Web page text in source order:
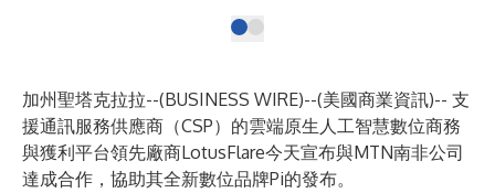
加州聖塔克拉拉--(BUSINESS WIRE)--(美國商業資訊)-- 支
援通訊服務供應商（CSP）的雲端原生人工智慧數位商務
與獲利平台領先廠商LotusFlare今天宣布與MTN南非公司
達成合作，協助其全新數位品牌Pi的發布。